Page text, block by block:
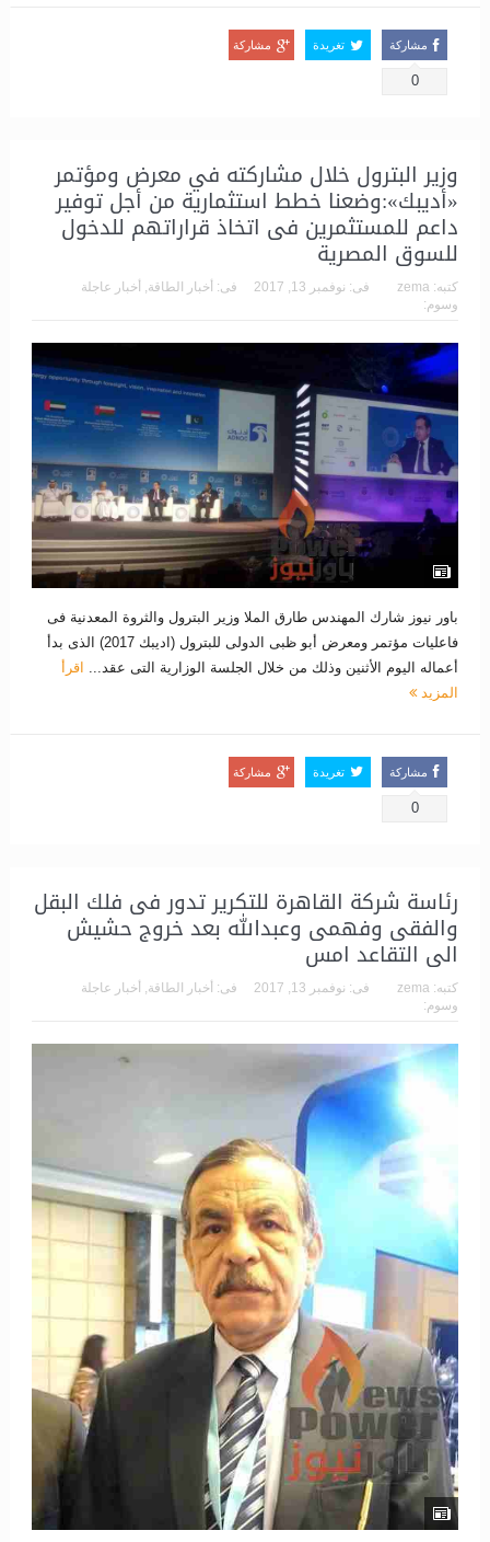
مشاركة
0
تغريدة مشاركة
وزير البترول خلال مشاركته في معرض ومؤتمر
«أديبك»:وضعنا خطط استثمارية من أجل توفير
داعم للمستثمرين فى اتخاذ قراراتهم للدخول
للسوق المصرية
كتبه: zema فى: نوفمبر 13, 2017 فى: أخبار الطاقة, أخبار عاجلة
وسوم:
باور نيوز شارك المهندس طارق الملا وزير البترول والثروة المعدنية فى
فاعليات مؤتمر ومعرض أبو ظبى الدولى للبترول (اديبك 2017) الذى بدأ
أعماله اليوم الأثنين وذلك من خلال الجلسة الوزارية التى عقد...
اقرأ
المزيد
مشاركة
0
تغريدة مشاركة
رئاسة شركة القاهرة للتكرير تدور فى فلك البقل
والفقى وفهمى وعبدالله بعد خروج حشيش
الى التقاعد امس
كتبه: zema فى: نوفمبر 13, 2017 فى: أخبار الطاقة, أخبار عاجلة
وسوم: